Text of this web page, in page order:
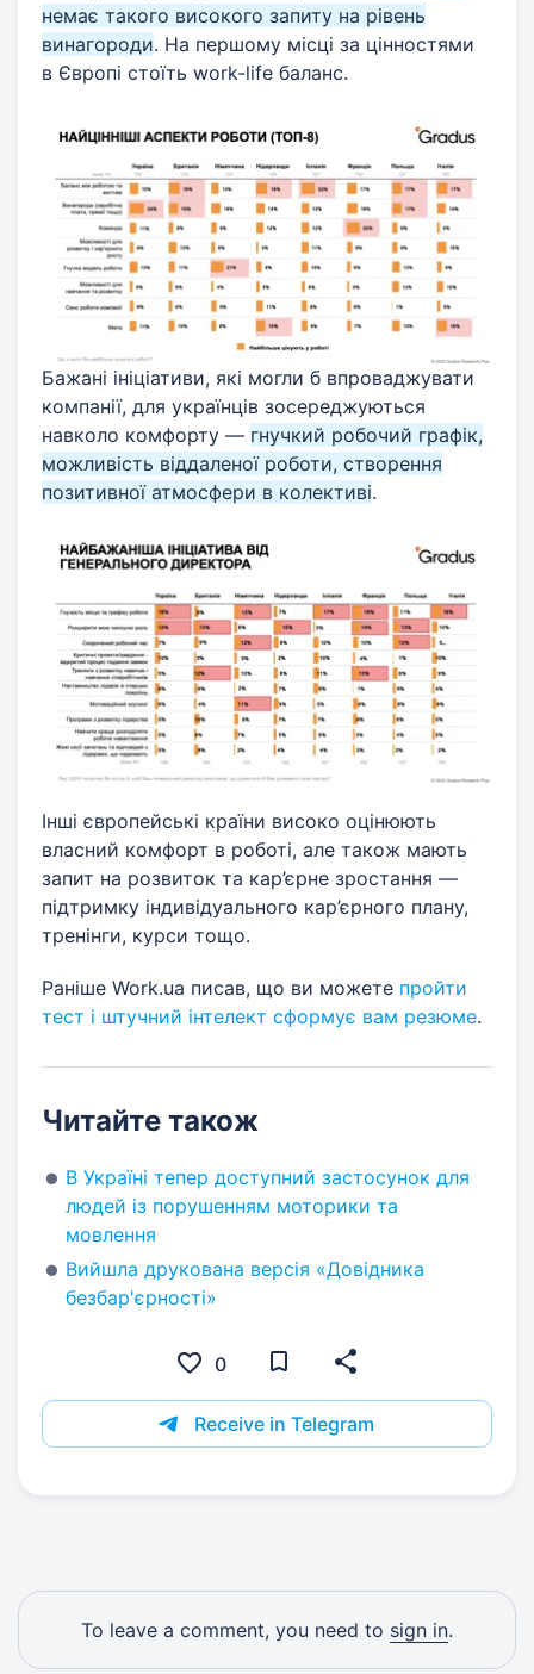
немає такого високого запиту на рівень
винагороди. На першому місці за цінностями
в Європі стоїть work-life баланс.
Бажані ініціативи, які могли б впроваджувати
компанії, для українців зосереджуються
навколо комфорту — гнучкий робочий графік,
можливість віддаленої роботи, створення
позитивної атмосфери в колективі.
Інші європейські країни високо оцінюють
власний комфорт в роботі, але також мають
запит на розвиток та кар’єрне зростання —
підтримку індивідуального кар’єрного плану,
тренінги, курси тощо.
Раніше Work.ua писав, що ви можете пройти
тест і штучний інтелект сформує вам резюме.
Читайте також
В Україні тепер доступний застосунок для
людей із порушенням моторики та
мовлення
Вийшла друкована версія «Довідника
безбар'єрності»
0
Receive in Telegram
To leave a comment, you need to sign in.